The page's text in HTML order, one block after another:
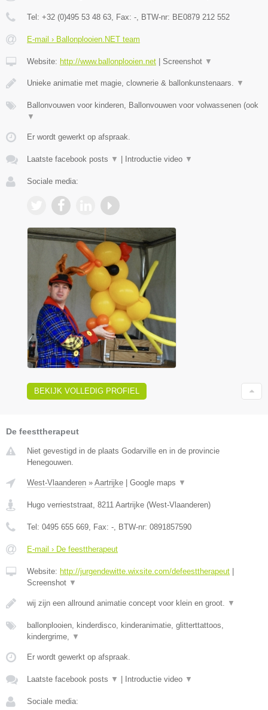
Tel: +32 (0)495 53 48 63, Fax: -, BTW-nr: BE0879 212 552
E-mail › Ballonplooien.NET team
Website: http://www.ballonplooien.net Screenshot ▼
Unieke animatie met magie, clownerie & ballonkunstenaars. ▼
Ballonvouwen voor kinderen, Ballonvouwen voor volwassenen (ook
▼
Er wordt gewerkt op afspraak.
Laatste facebook posts ▼ Introductie video ▼
Sociale media:
BEKIJK VOLLEDIG PROFIEL
De feesttherapeut
Niet gevestigd in de plaats Godarville en in de provincie
Henegouwen.
West-Vlaanderen » Aartrijke | Google maps ▼
Hugo verrieststraat 8211 Aartrijke (West-Vlaanderen)
Tel: 0495 655 669 , Fax: - , BTW-nr: 0891857590
E-mail › De feesttherapeut
Website: http://jurgendewitte.wixsite.com/defeesttherapeut |
Screenshot ▼
wij zijn een allround animatie concept voor klein en groot. ▼
ballonplooien, kinderdisco, kinderanimatie, glitterttattoos,
kindergrime,
▼
Er wordt gewerkt op afspraak.
Laatste facebook posts ▼ | Introductie video ▼
Sociale media: